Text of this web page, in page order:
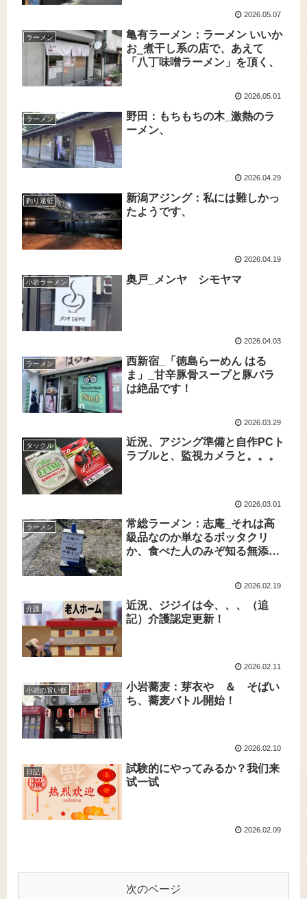
2026.05.07
ラーメン
亀有ラーメン：ラーメン いいか
お‗煮干し系の店で、あえて
「八丁味噌ラーメン」を頂く、
2026.05.01
ラーメン
野田：もちもちの木_激熱のラ
ーメン、
2026.04.29
釣り遠征
新潟アジング：私には難しかっ
たようです、
2026.04.19
小岩ラーメン 奥戸_メンヤ シモヤマ
2026.04.03
ラーメン
西新宿_「徳島らーめん はる
ま」_甘辛豚骨スープと豚バラ
は絶品です！
2026.03.29
タックル
近況、アジング準備と自作PCト
ラブルと、監視カメラと。。。
2026.03.01
ラーメン
常総ラーメン：志庵_それは高
級品なのか単なるボッタクリ
か、食べた人のみぞ知る無添加
2026.02.19
介護
近況、ジジイは今、、、（追
記）介護認定更新！
2026.02.11
小岩の旨い飯
小岩蕎麦：芽衣や ＆ そばい
ち、蕎麦バトル開始！
2026.02.10
日記
試験的にやってみるか？我们来
试一试
2026.02.09
次のページ